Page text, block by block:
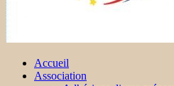
Accueil
Association